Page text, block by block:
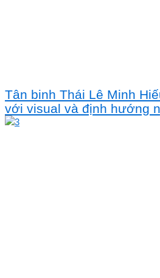
Tân binh Thái Lê Minh
với visual và định hướng